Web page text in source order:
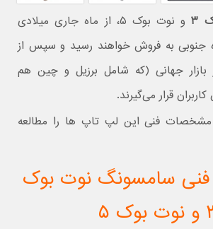
و نوت بوک ۵، از ماه جاری میلادی
جنوبی به فروش خواهند رسید و سپس از
بازار جهانی (که شامل برزیل و چین هم
قرار می‌گیرند.
مشخصات فنی این لپ تاپ ها را مطالعه
سامسونگ نوت بوک
۵